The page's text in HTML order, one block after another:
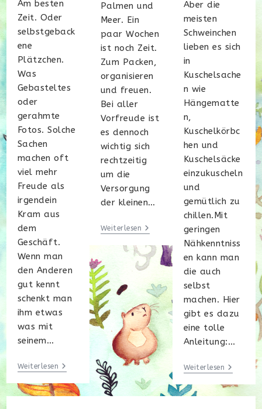
Am besten
Zeit. Oder
selbstgeback
ene
Plätzchen.
Was
Gebasteltes
oder
gerahmte
Fotos. Solche
Sachen
machen oft
viel mehr
Freude als
irgendein
Kram aus
dem
Geschäft.
Wenn man
den Anderen
gut kennt
schenkt man
ihm etwas
was mit
seinem…
Weiterlesen Was
Schenkt
Man
Der
Palmen und
Meer. Ein
paar Wochen
ist noch Zeit.
Zum Packen,
organisieren
und freuen.
Bei aller
Vorfreude ist
es dennoch
wichtig sich
rechtzeitig
um die
Versorgung
der kleinen…
Weiterlesen Endlich
MEER!!!
Aber die
meisten
Schweinchen
lieben es sich
in
Kuschelsache
n wie
Hängematte
n,
Kuschelkörbc
hen und
Kuschelsäcke
einzukuscheln
und
gemütlich zu
chillen.Mit
geringen
Nähkenntniss
en kann man
die auch
selbst
machen. Hier
gibt es dazu
eine tolle
Anleitung:…
Weiterlesen
Es
Zu